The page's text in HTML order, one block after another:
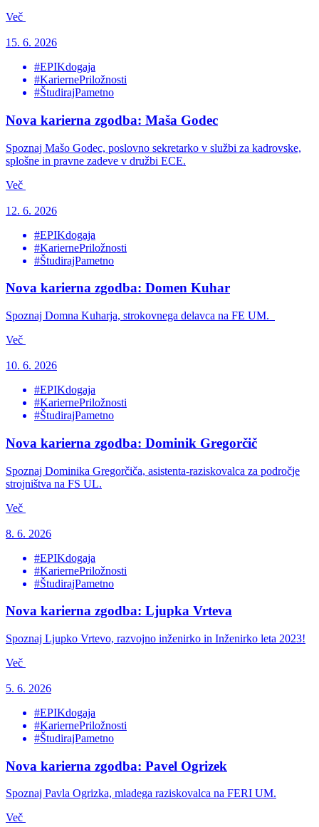
Več
15. 6. 2026
#EPIKdogaja
#KariernePriložnosti
#ŠtudirajPametno
Nova karierna zgodba: Maša Godec
Spoznaj Mašo Godec, poslovno sekretarko v službi za kadrovske,
splošne in pravne zadeve v družbi ECE.
Več
12. 6. 2026
#EPIKdogaja
#KariernePriložnosti
#ŠtudirajPametno
Nova karierna zgodba: Domen Kuhar
Spoznaj Domna Kuharja, strokovnega delavca na FE UM.
Več
10. 6. 2026
#EPIKdogaja
#KariernePriložnosti
#ŠtudirajPametno
Nova karierna zgodba: Dominik Gregorčič
Spoznaj Dominika Gregorčiča, asistenta-raziskovalca za področje
strojništva na FS UL.
Več
8. 6. 2026
#EPIKdogaja
#KariernePriložnosti
#ŠtudirajPametno
Nova karierna zgodba: Ljupka Vrteva
Spoznaj Ljupko Vrtevo, razvojno inženirko in Inženirko leta 2023!
Več
5. 6. 2026
#EPIKdogaja
#KariernePriložnosti
#ŠtudirajPametno
Nova karierna zgodba: Pavel Ogrizek
Spoznaj Pavla Ogrizka, mladega raziskovalca na FERI UM.
Več